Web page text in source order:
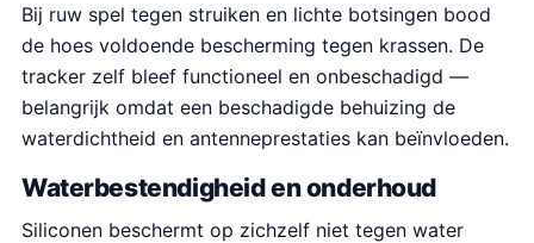
Bij ruw spel tegen struiken en lichte botsingen bood
de hoes voldoende bescherming tegen krassen. De
tracker zelf bleef functioneel en onbeschadigd —
belangrijk omdat een beschadigde behuizing de
waterdichtheid en antenneprestaties kan beïnvloeden.
Waterbestendigheid en onderhoud
Siliconen beschermt op zichzelf niet tegen water